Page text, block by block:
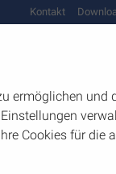
Kontakt
ermöglichen und
Cookies für die